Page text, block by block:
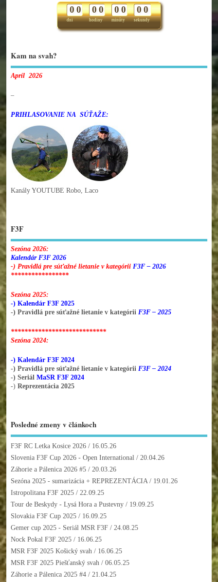
dni
0 0
hodiny
0 0
minúty
0 0
sekundy
0 0
Kam na svah?
Apríl 2026
–
PRIHLASOVANIE NA SÚŤAŽE:
Kanály YOUTUBE Robo, Laco
F3F
Sezóna 2026:
Kalendár F3F 2026
-) Pravidlá pre súťažné lietanie v kategórii F3F – 2026
*****************
Sezóna 2025:
-) Kalendár F3F 2025
-) Pravidlá pre súťažné lietanie v kategórii F3F – 2025
****************************
Sezóna 2024:
-) Kalendár F3F 2024
-) Pravidlá pre súťažné lietanie v kategórii F3F – 2024
-) Seriál MaSR F3F 2024
-) Reprezentácia 2025
Posledné zmeny v článkoch
F3F RC Letka Kosice 2026/ 16.05.26
Slovenia F3F Cup 2026 - Open International/ 20.04.26
Záhorie a Pálenica 2026 #5/ 20.03.26
Sezóna 2025 - sumarizácia + REPREZENTÁCIA/ 19.01.26
Istropolitana F3F 2025/ 22.09.25
Tour de Beskydy - Lysá Hora a Pustevny/ 19.09.25
Slovakia F3F Cup 2025/ 16.09.25
Gemer cup 2025 - Seriál MSR F3F/ 24.08.25
Nock Pokal F3F 2025/ 16.06.25
MSR F3F 2025 Košický svah/ 16.06.25
MSR F3F 2025 Piešťanský svah/ 06.05.25
Záhorie a Pálenica 2025 #4/ 21.04.25